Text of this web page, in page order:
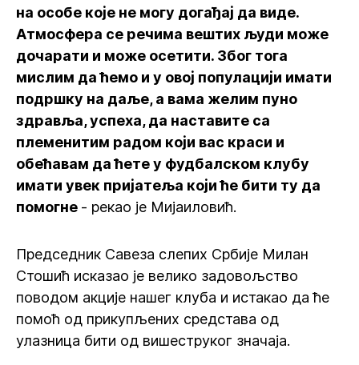
на особе које не могу догађај да виде.
Атмосфера се речима вештих људи може
дочарати и може осетити. Због тога
мислим да ћемо и у овој популацији имати
подршку на даље, а вама желим пуно
здравља, успеха, да наставите са
племенитим радом који вас краси и
обећавам да ћете у фудбалском клубу
имати увек пријатеља који ће бити ту да
помогне - рекао је Мијаиловић.
Председник Савеза слепих Србије Милан
Стошић исказао је велико задовољство
поводом акције нашег клуба и истакао да ће
помоћ од прикупљених средстава од
улазница бити од вишеструког значаја.